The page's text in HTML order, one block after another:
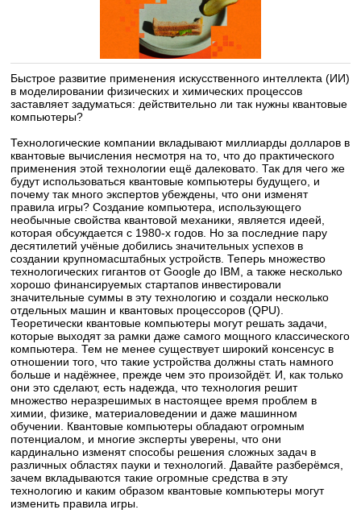
Быстрое развитие применения искусственного интеллекта (ИИ)
в моделировании физических и химических процессов
заставляет задуматься: действительно ли так нужны квантовые
компьютеры?
Технологические компании вкладывают миллиарды долларов в
квантовые вычисления несмотря на то, что до практического
применения этой технологии ещё далековато. Так для чего же
будут использоваться квантовые компьютеры будущего, и
почему так много экспертов убеждены, что они изменят
правила игры? Создание компьютера, использующего
необычные свойства квантовой механики, является идеей,
которая обсуждается с 1980-х годов. Но за последние пару
десятилетий учёные добились значительных успехов в
создании крупномасштабных устройств. Теперь множество
технологических гигантов от Google до IBM, а также несколько
хорошо финансируемых стартапов инвестировали
значительные суммы в эту технологию и создали несколько
отдельных машин и квантовых процессоров (QPU).
Теоретически квантовые компьютеры могут решать задачи,
которые выходят за рамки даже самого мощного классического
компьютера. Тем не менее существует широкий консенсус в
отношении того, что такие устройства должны стать намного
больше и надёжнее, прежде чем это произойдёт. И, как только
они это сделают, есть надежда, что технология решит
множество неразрешимых в настоящее время проблем в
химии, физике, материаловедении и даже машинном
обучении. Квантовые компьютеры обладают огромным
потенциалом, и многие эксперты уверены, что они
кардинально изменят способы решения сложных задач в
различных областях пауки и технологий. Давайте разберёмся,
зачем вкладываются такие огромные средства в эту
технологию и каким образом квантовые компьютеры могут
изменить правила игры.